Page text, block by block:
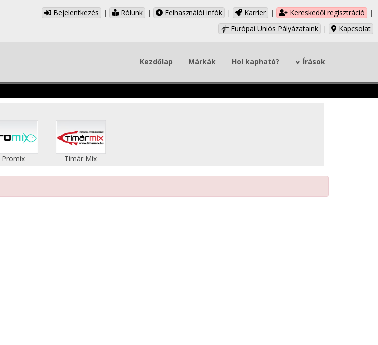
Bejelentkezés | Rólunk | Felhasználói infók | Karrier | Kereskedői regisztráció
|
Európai Uniós Pályázataink
| Kapcsolat
Kezdőlap Márkák Hol kapható? Írások
Promix Timár Mix